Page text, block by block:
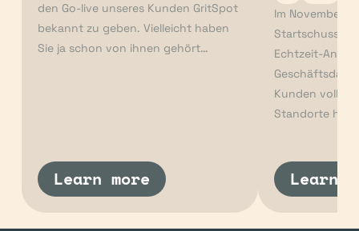
den Go-live unseres Kunden GritSpot
bekannt zu geben. Vielleicht haben
Sie ja schon von ihnen gehört…
Learn more
Im November
Startschuss
Echtzeit-
Kunden volle
Standorte
Learn